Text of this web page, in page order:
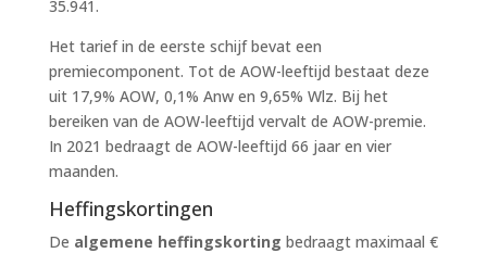
35.941.
Het tarief in de eerste schijf bevat een
premiecomponent. Tot de AOW-leeftijd bestaat deze
uit 17,9% AOW, 0,1% Anw en 9,65% Wlz. Bij het
bereiken van de AOW-leeftijd vervalt de AOW-premie.
In 2021 bedraagt de AOW-leeftijd 66 jaar en vier
maanden.
Heffingskortingen
De algemene heffingskorting bedraagt maximaal €